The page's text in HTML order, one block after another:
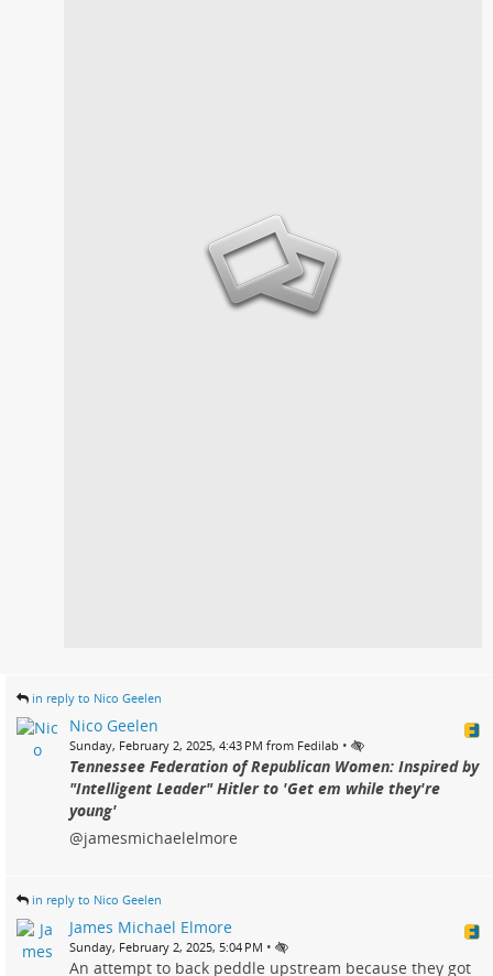
in reply to Nico Geelen
Nico Geelen
Sunday, February 2, 2025, 4:43 PM from Fedilab •
Tennessee Federation of Republican Women: Inspired by
"Intelligent Leader" Hitler to 'Get em while they're
young'
@jamesmichaelelmore
in reply to Nico Geelen
James Michael Elmore
Sunday, February 2, 2025, 5:04 PM •
An attempt to back peddle upstream because they got